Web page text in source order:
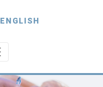
ENGLISH